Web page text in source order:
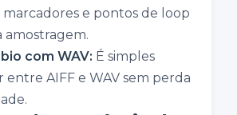
e pontos de loop
amostragem.
com WAV: É simples
AIFF e WAV sem perda